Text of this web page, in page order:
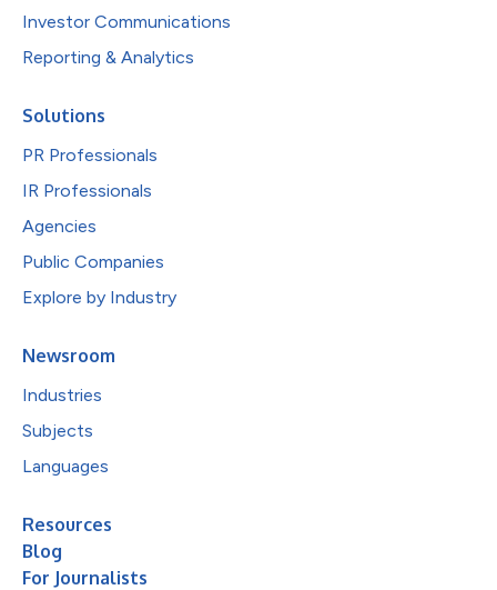
Investor Communications
Reporting & Analytics
Solutions
PR Professionals
IR Professionals
Agencies
Public Companies
Explore by Industry
Newsroom
Industries
Subjects
Languages
Resources
Blog
For Journalists